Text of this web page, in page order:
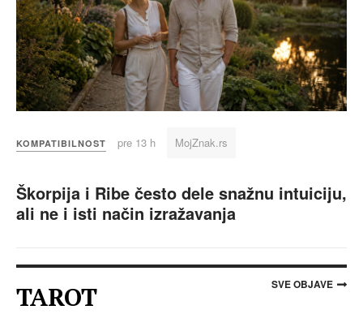
KOMPATIBILNOST pre 13 h MojZnak.rs
Škorpija i Ribe često dele snažnu intuiciju,
ali ne i isti način izražavanja
TAROT SVE OBJAVE